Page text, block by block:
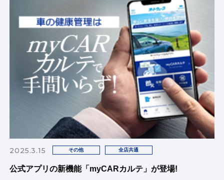
2025.3.15 その他 全店共通
公式アプリの新機能「myCARカルテ」が登場!